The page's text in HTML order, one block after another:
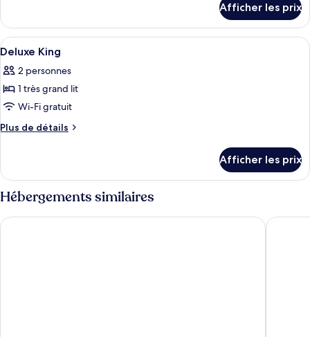
chambre :
Superior
Twin
Superior
Twin
Afficher les prix
Afficher
toutes
les
photos
pour
ce
chambre :
Deluxe
King
Séchoir à cheveux, pantoufles, bidet,
2
Deluxe King
2 personnes
1 très grand lit
Wi-Fi gratuit
Plus de détails
Plus
Deluxe
King
Afficher les prix
Hébergements similaires
Hotel Gracery Shinjuku Keio